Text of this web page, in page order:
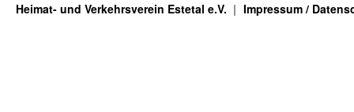
Heimat- und Verkehrsverein Estetal e.V. Impressum /